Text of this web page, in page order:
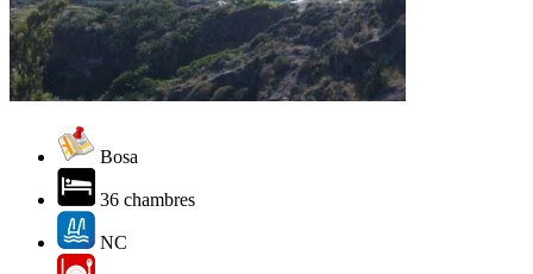
Bosa
36 chambres
NC